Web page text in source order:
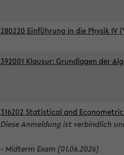
280220 Einführung in die Physik IV
392001 Klausur: Grundlagen der
316202 Statistical and
Diese Anmeldung ist verbindlich
- Midterm Exam (01.06.2026)